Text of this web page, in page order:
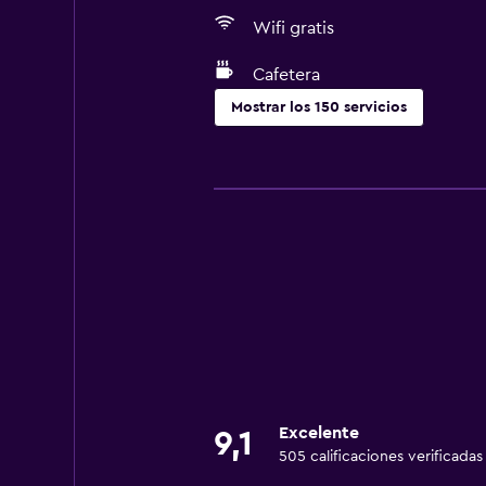
Wifi gratis
Cafetera
Mostrar los 150 servicios
Bicicletas
Buceo
9,1 Excelente
505 calificaciones verificadas